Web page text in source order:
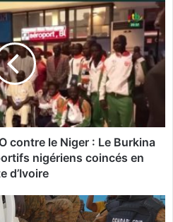
contre le Niger : Le Burkina
nigériens coincés en
d’Ivoire